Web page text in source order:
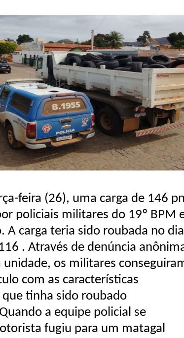
feira (26), uma carga de 146
policiais militares do 19º BPM
A carga teria sido roubada no dia
. Através de denúncia
os militares
com as características
tinha sido roubado
a equipe policial se
fugiu para um matagal